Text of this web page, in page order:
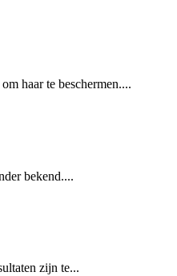
haar te beschermen....
bekend....
zijn te...